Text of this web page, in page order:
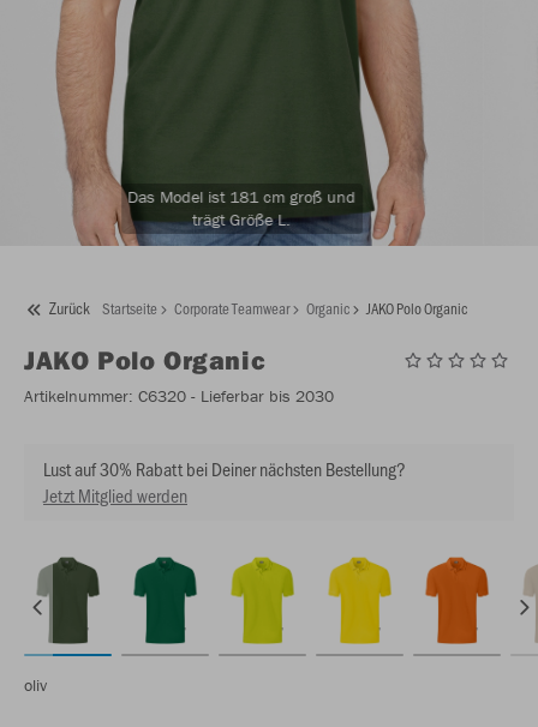
Das Model ist 181 cm groß und
trägt Größe L.
Zurück Startseite Corporate Teamwear Organic JAKO Polo Organic
JAKO Polo Organic
Artikelnummer: C6320 - Lieferbar bis 2030
Lust auf 30% Rabatt bei Deiner nächsten Bestellung?
Jetzt Mitglied werden
oliv